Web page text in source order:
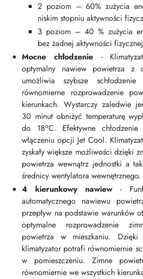
2 poziom – 60% zużycia
niskim stopniu aktywności
3 poziom – 40 % zużycia
bez żadnej aktywności
Mocne chłodzenie-
optymalny nawiew powietrza z
umożliwia szybsze
równomierne rozprowadzenie
kierunkach. Wystarczy zaledwie
30 minut obniżyć temperaturę
do 18oC. Efektywne
włączeniu opcji Jet Cool.
zyskały większe możliwości dzięki
powietrza wewnątrz jednostki a
średnicy wentylatora wewnętrznego.
4 kierunkowy nawiew -
automatycznego nawiewu
przepływ na podstawie warunków
optymalne rozprowadzenie
powietrza w mieszkaniu. Dzięki
klimatyzator potrafi równomiernie
w pomieszczeniu. Zimne
równomiernie we wszystkich